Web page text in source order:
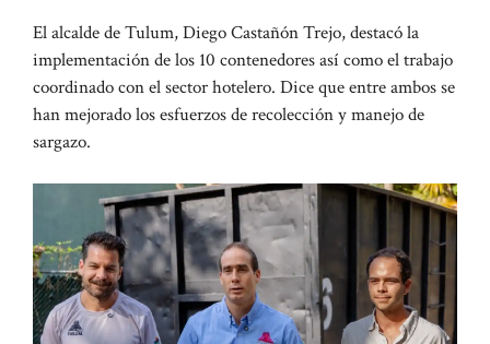
El alcalde de Tulum, Diego Castañón Trejo, destacó la
implementación de los 10 contenedores así como el trabajo
coordinado con el sector hotelero. Dice que entre ambos se
han mejorado los esfuerzos de recolección y manejo de
sargazo.